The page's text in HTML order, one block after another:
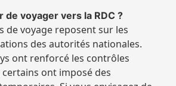
de voyager vers la RDC ?
de voyage reposent sur les
des autorités nationales.
ont renforcé les contrôles
ont imposé des